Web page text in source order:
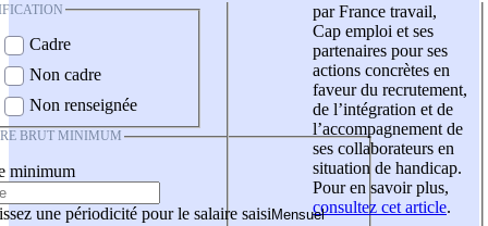
Cadre
Non cadre
Non renseignée
BRUT MINIMUM
minimum
une périodicité pour le salaire saisi
par France travail,
Cap emploi et ses
partenaires pour ses
actions concrètes en
faveur du recrutement,
de l’intégration et de
l’accompagnement de
ses collaborateurs en
situation de handicap.
Pour en savoir plus,
consultez cet article.